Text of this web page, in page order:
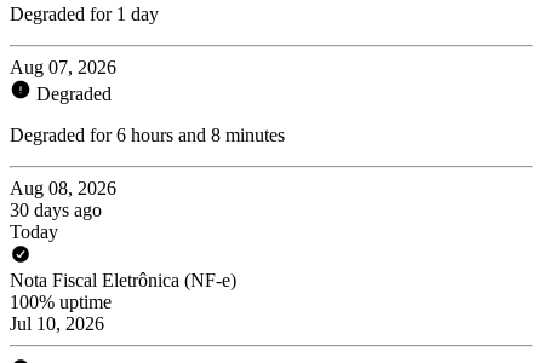
Degraded for 1 day
Aug 07, 2026
Degraded
Degraded for 6 hours and 8 minutes
Aug 08, 2026
30 days ago
Today
Nota Fiscal Eletrônica (NF-e)
100% uptime
Jul 10, 2026